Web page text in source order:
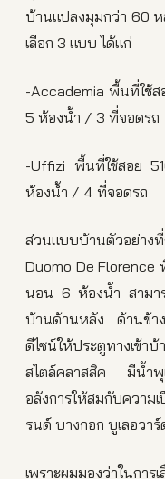
บ้านแปลงมุมกว่า 60
เลือก 3 แบบ ได้แก่
-Accademia พื้นที่ใช้
5 ห้องน้ำ / 3 ที่จอดรถ
-Uffizi พื้นที่ใช้สอย
ห้องน้ำ / 4 ที่จอดรถ
ส่วนแบบบ้านตัวอย่าง
Duomo De Florence
นอน 6 ห้องน้ำ สามา
บ้านด้านหลัง ด้านข้า
ดีไซน์ให้ประตูทางเข้
สไตล์คลาสสิค มีน้ำพุ
อลังการให้สมกับควา
รนด์ บางกอก บูเลอวาร์
เพราะผมมองว่าในก